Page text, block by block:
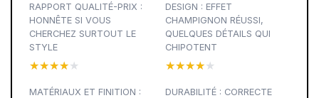
RAPPORT QUALITÉ-PRIX :
HONNÊTE SI VOUS
CHERCHEZ SURTOUT LE
STYLE
★★★★★
★★★★★
DESIGN : EFFET
CHAMPIGNON RÉUSSI,
QUELQUES DÉTAILS QUI
CHIPOTENT
★★★★★
★★★★★
MATÉRIAUX ET FINITION :
DURABILITÉ : CORRECTE